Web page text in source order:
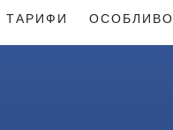
ТАРИФИ